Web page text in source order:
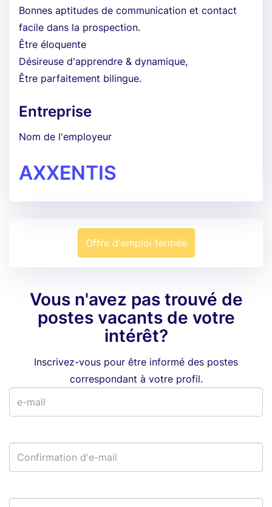
Bonnes aptitudes de communication et contact
facile dans la prospection.
Être éloquente
Désireuse d'apprendre & dynamique,
Être parfaitement bilingue.
Entreprise
Nom de l'employeur
AXXENTIS
Offre d'emploi fermée
Vous n'avez pas trouvé de
postes vacants de votre
intérêt?
Inscrivez-vous pour être informé des postes
correspondant à votre profil.